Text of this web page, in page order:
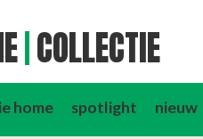
COLLECTIE
home spotlight nieuw